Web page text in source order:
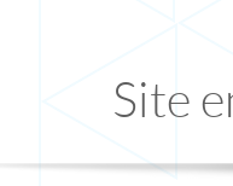
Site